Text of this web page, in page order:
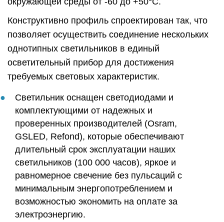
Конструктивно профиль спроектирован так, что
позволяет осуществить соединение нескольких
однотипных светильников в единый
осветительный прибор для достижения
требуемых световых характеристик.
Светильник оснащен светодиодами и
комплектующими от надежных и
проверенных производителей (Osram,
GSLED, Refond), которые обеспечивают
длительный срок эксплуатации наших
светильников (100 000 часов), яркое и
равномерное свечение без пульсаций с
минимальным энергопотреблением и
возможностью экономить на оплате за
электроэнергию.